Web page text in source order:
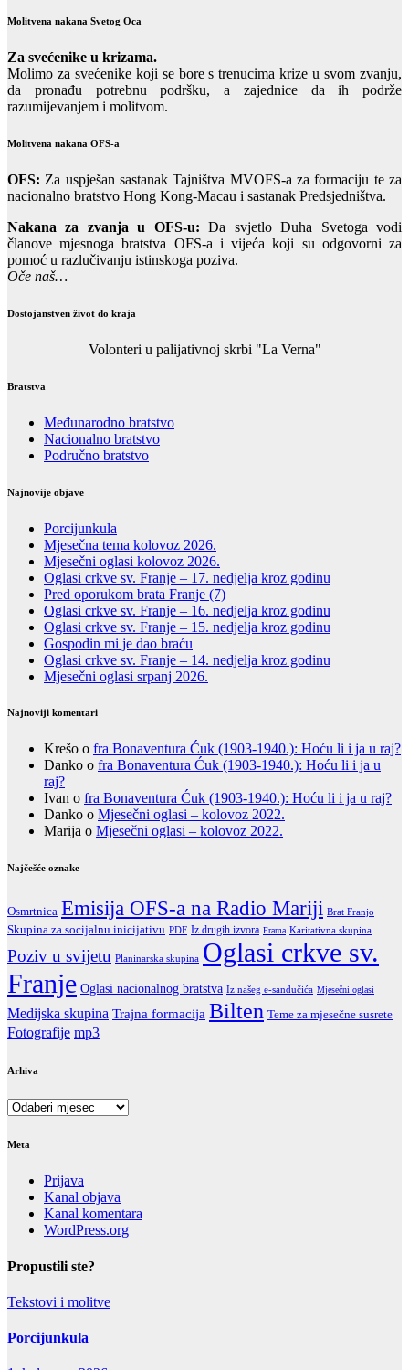
Molitvena nakana Svetog Oca
Za svećenike u krizama.
Molimo za svećenike koji se bore s trenucima krize u svom zvanju,
da pronađu potrebnu podršku, a zajednice da ih podrže
razumijevanjem i molitvom.
Molitvena nakana OFS-a
OFS: Za uspješan sastanak Tajništva MVOFS-a za formaciju te za
nacionalno bratstvo Hong Kong-Macau i sastanak Predsjedništva.
Nakana za zvanja u OFS-u: Da svjetlo Duha Svetoga vodi
članove mjesnoga bratstva OFS-a i vijeća koji su odgovorni za
pomoć u razlučivanju istinskoga poziva.
Oče naš…
Dostojanstven život do kraja
Volonteri u palijativnoj skrbi "La Verna"
Bratstva
Međunarodno bratstvo
Nacionalno bratstvo
Područno bratstvo
Najnovije objave
Porcijunkula
Mjesečna tema kolovoz 2026.
Mjesečni oglasi kolovoz 2026.
Oglasi crkve sv. Franje – 17. nedjelja kroz godinu
Pred oporukom brata Franje (7)
Oglasi crkve sv. Franje – 16. nedjelja kroz godinu
Oglasi crkve sv. Franje – 15. nedjelja kroz godinu
Gospodin mi je dao braću
Oglasi crkve sv. Franje – 14. nedjelja kroz godinu
Mjesečni oglasi srpanj 2026.
Najnoviji komentari
Krešo o fra Bonaventura Ćuk (1903-1940.): Hoću li i ja u raj?
Danko o fra Bonaventura Ćuk (1903-1940.): Hoću li i ja u
raj?
Ivan o fra Bonaventura Ćuk (1903-1940.): Hoću li i ja u raj?
Danko o Mjesečni oglasi – kolovoz 2022.
Marija o Mjesečni oglasi – kolovoz 2022.
Najčešće oznake
Osmrtnica Emisija OFS-a na Radio Mariji Brat Franjo
Skupina za socijalnu inicijativu PDF Iz drugih izvora Frama Karitativna skupina
Poziv u svijetu Planinarska skupina Oglasi crkve sv.
Franje Oglasi nacionalnog bratstva Iz našeg e-sandučića Mjesečni oglasi
Medijska skupina Trajna formacija Bilten Teme za mjesečne susrete
Fotografije mp3
Arhiva
Arhiva
Meta
Prijava
Kanal objava
Kanal komentara
WordPress.org
Propustili ste?
Tekstovi i molitve
Porcijunkula